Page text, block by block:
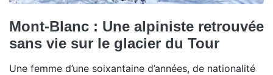
Mont-Blanc : Une alpiniste retrouvée
sans vie sur le glacier du Tour
Une femme d’une soixantaine d’années, de nationalité